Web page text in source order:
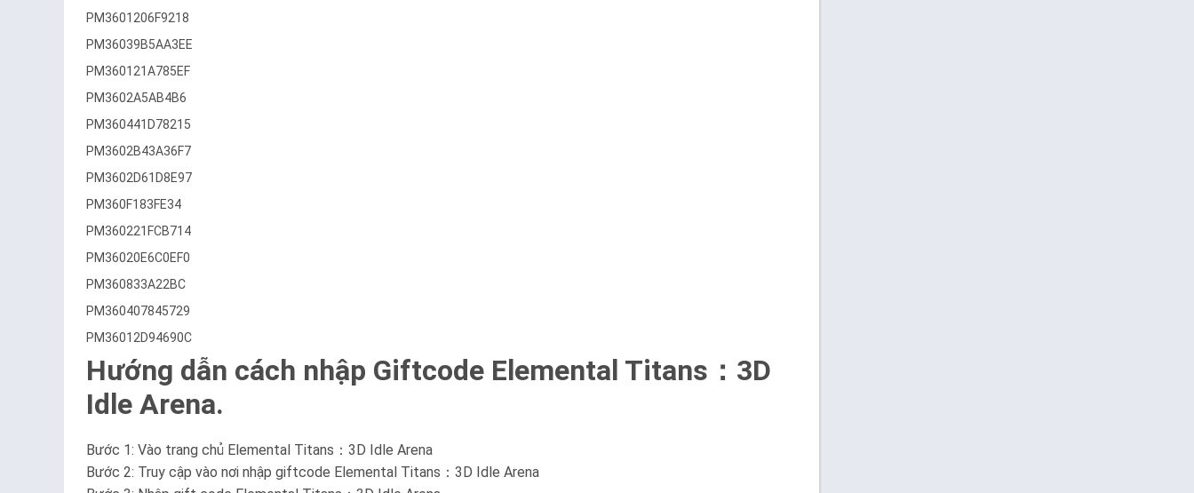
PM3601206F9218
PM36039B5AA3EE
PM360121A785EF
PM3602A5AB4B6
PM360441D78215
PM3602B43A36F7
PM3602D61D8E97
PM360F183FE34
PM360221FCB714
PM36020E6C0EF0
PM360833A22BC
PM360407845729
PM36012D94690C
Hướng dẫn cách nhập Giftcode Elemental Titans：3D
Idle Arena.
Bước 1: Vào trang chủ Elemental Titans：3D Idle Arena
Bước 2: Truy cập vào nơi nhập giftcode Elemental Titans：3D Idle Arena